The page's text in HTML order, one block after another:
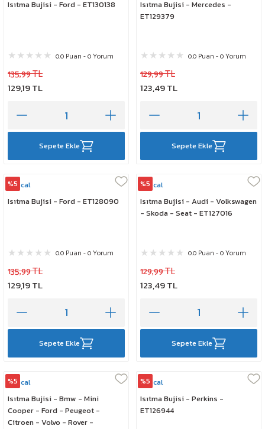
Isıtma Bujisi - Ford - ET130138
0.0 Puan - 0 Yorum
135,99 TL
129,19 TL
Sepete Ekle
Isıtma Bujisi - Mercedes -
ET129379
0.0 Puan - 0 Yorum
129,99 TL
123,49 TL
Sepete Ekle
%5
Rescal
Isıtma Bujisi - Ford - ET128090
0.0 Puan - 0 Yorum
135,99 TL
129,19 TL
Sepete Ekle
%5
Rescal
Isıtma Bujisi - Audi - Volkswagen
- Skoda - Seat - ET127016
0.0 Puan - 0 Yorum
129,99 TL
123,49 TL
Sepete Ekle
%5
Rescal
Isıtma Bujisi - Bmw - Mini
Cooper - Ford - Peugeot -
Citroen - Volvo - Rover -
%5
Rescal
Isıtma Bujisi - Perkins -
ET126944